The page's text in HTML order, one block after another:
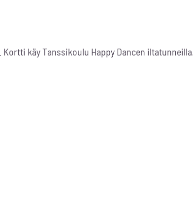
Kortti käy Tanssikoulu Happy Dancen